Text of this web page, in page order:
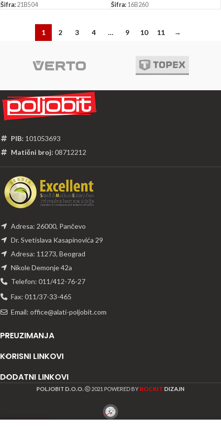
Šifra: 21B504 Šifra: 16B260
1 2 3 4 … 9 10 11 →
PIB: 101053693
Matični broj: 08712212
Adresa: 26000, Pančevo
Dr. Svetislava Kasapinovića 29
Adresa: 11273, Beograd
Nikole Demonje 42a
Telefon: 011/412-76-27
Fax: 011/37-33-465
Email: office@alati-poljobit.com
PREUZIMANJA
KORISNI LINKOVI
DODATNI LINKOVI
POLJOBIT D.O.O. 2021 POWERED BY ROCKIT DIZAJN